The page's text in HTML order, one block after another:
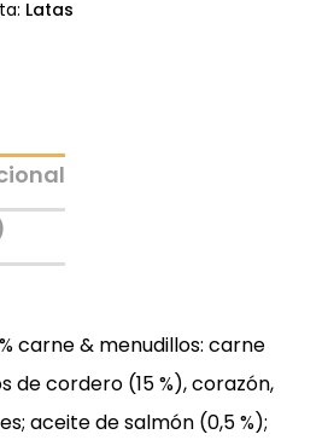
Latas
carne & menudillos: carne
de cordero (15 %), corazón,
aceite de salmón (0,5 %);